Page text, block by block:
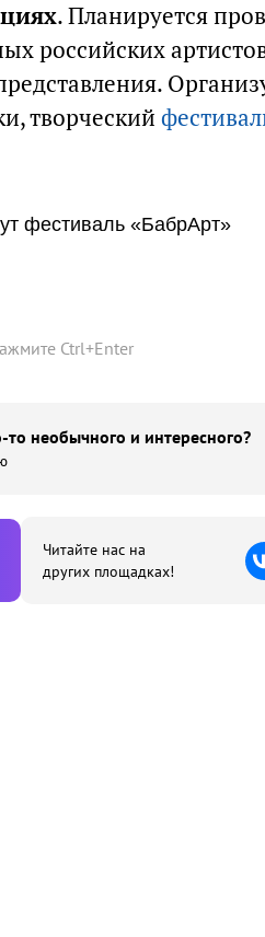
. Планируется
российских
творческий
фестиваль «БабрАрт»
Ctrl+Enter
то необычного и интересного?
Читайте нас на
других площадках!